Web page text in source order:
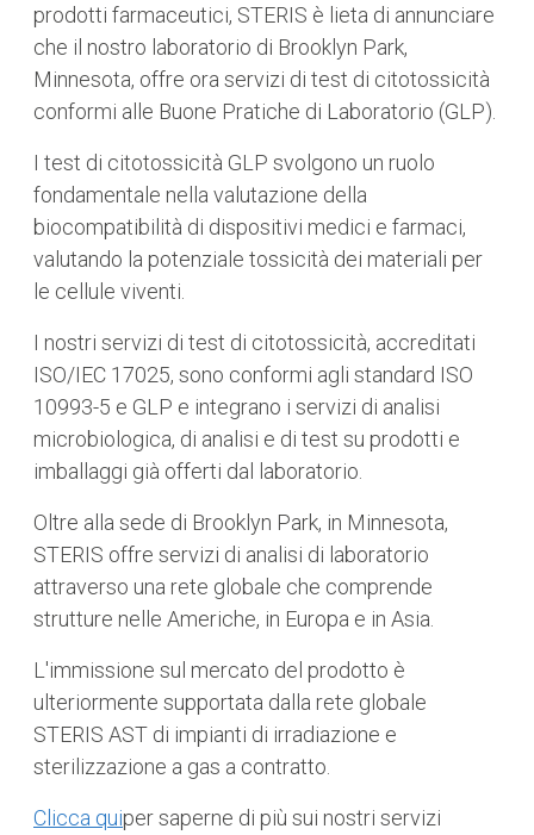
prodotti farmaceutici, STERIS è lieta di annunciare
che il nostro laboratorio di Brooklyn Park,
Minnesota, offre ora servizi di test di citotossicità
conformi alle Buone Pratiche di Laboratorio (GLP).
I test di citotossicità GLP svolgono un ruolo
fondamentale nella valutazione della
biocompatibilità di dispositivi medici e farmaci,
valutando la potenziale tossicità dei materiali per
le cellule viventi.
I nostri servizi di test di citotossicità, accreditati
ISO/IEC 17025, sono conformi agli standard ISO
10993-5 e GLP e integrano i servizi di analisi
microbiologica, di analisi e di test su prodotti e
imballaggi già offerti dal laboratorio.
Oltre alla sede di Brooklyn Park, in Minnesota,
STERIS offre servizi di analisi di laboratorio
attraverso una rete globale che comprende
strutture nelle Americhe, in Europa e in Asia.
L'immissione sul mercato del prodotto è
ulteriormente supportata dalla rete globale
STERIS AST di impianti di irradiazione e
sterilizzazione a gas a contratto.
Clicca quiper saperne di più sui nostri servizi